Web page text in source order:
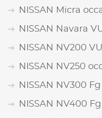
NISSAN Micra
NISSAN Navara
NISSAN NV200
NISSAN NV250
NISSAN NV300
NISSAN NV400